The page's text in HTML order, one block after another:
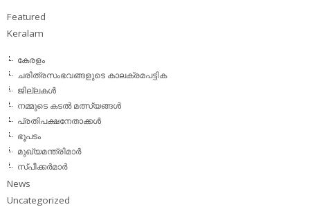
Featured
Keralam
കേരളം
ചരിത്രസംഭവങ്ങളുടെ കാലക്രമപട്ടിക
ജില്ലകള്‍
നമ്മുടെ കടല്‍ മത്സ്യങ്ങള്‍
പ്രതിപക്ഷനേതാക്കള്‍
ഭൂപടം
മുഖ്യമന്ത്രിമാര്‍
സ്പീക്കര്‍മാര്‍
News
Uncategorized